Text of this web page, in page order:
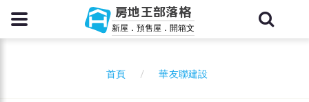
房地王部落格
新屋．預售屋．開箱文
首頁 華友聯建設